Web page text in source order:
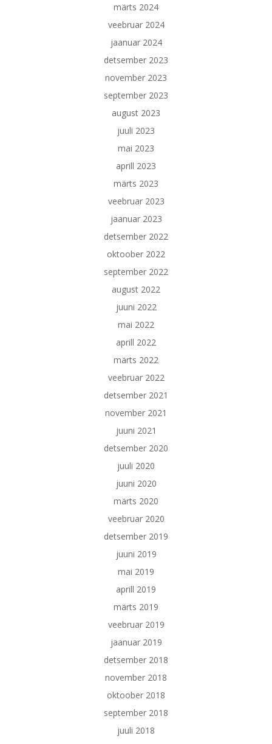
märts 2024
veebruar 2024
jaanuar 2024
detsember 2023
november 2023
september 2023
august 2023
juuli 2023
mai 2023
aprill 2023
märts 2023
veebruar 2023
jaanuar 2023
detsember 2022
oktoober 2022
september 2022
august 2022
juuni 2022
mai 2022
aprill 2022
märts 2022
veebruar 2022
detsember 2021
november 2021
juuni 2021
detsember 2020
juuli 2020
juuni 2020
märts 2020
veebruar 2020
detsember 2019
juuni 2019
mai 2019
aprill 2019
märts 2019
veebruar 2019
jaanuar 2019
detsember 2018
november 2018
oktoober 2018
september 2018
juuli 2018